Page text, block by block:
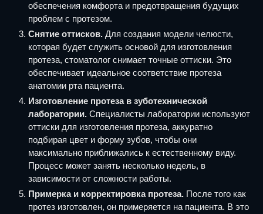
обеспечения комфорта и предотвращения будущих
проблем с протезом.
Снятие оттисков. Для создания модели челюсти,
которая будет служить основой для изготовления
протеза, стоматолог снимает точные оттиски. Это
обеспечивает идеальное соответствие протеза
анатомии рта пациента.
Изготовление протеза в зуботехнической
лаборатории. Специалисты лаборатории используют
оттиски для изготовления протеза, аккуратно
подбирая цвет и форму зубов, чтобы они
максимально приближались к естественному виду.
Процесс может занять несколько недель, в
зависимости от сложности работы.
Примерка и корректировка протеза. После того как
протез изготовлен, он примеряется на пациента. В это